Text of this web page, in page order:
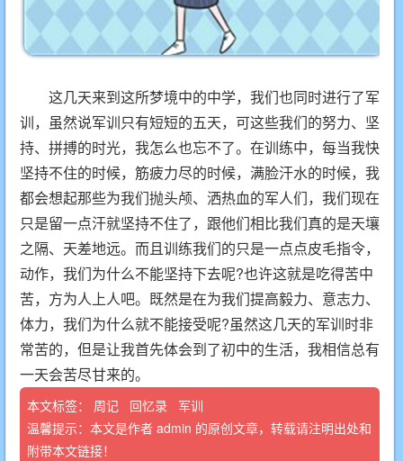
这几天来到这所梦境中的中学，我们也同时进行了军
训，虽然说军训只有短短的五天，可这些我们的努力、坚
持、拼搏的时光，我怎么也忘不了。在训练中，每当我快
坚持不住的时候，筋疲力尽的时候，满脸汗水的时候，我
都会想起那些为我们抛头颅、洒热血的军人们，我们现在
只是留一点汗就坚持不住了，跟他们相比我们真的是天壤
之隔、天差地远。而且训练我们的只是一点点皮毛指令，
动作，我们为什么不能坚持下去呢?也许这就是吃得苦中
苦，方为人上人吧。既然是在为我们提高毅力、意志力、
体力，我们为什么就不能接受呢?虽然这几天的军训时非
常苦的，但是让我首先体会到了初中的生活，我相信总有
一天会苦尽甘来的。
本文标签： 周记 回忆录
军训
温馨提示：本文是作者 admin 的原创文章，转载请注明出处和
附带本文链接！